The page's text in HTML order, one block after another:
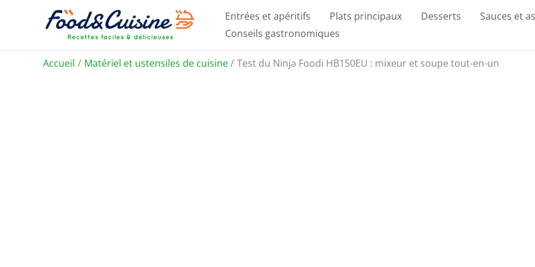
Entrées et apéritifs Plats principaux Desserts Sauces et
Conseils gastronomiques
Accueil Matériel et ustensiles de cuisine Test du Ninja Foodi HB150EU : mixeur et soupe tout-en-un